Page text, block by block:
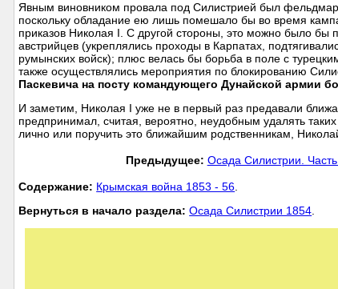
Явным виновником провала под Силистрией был
поскольку обладание ею лишь помешало бы во время
приказов Николая I. С другой стороны, это можно было бы
австрийцев (укреплялись проходы в Карпатах,
румынских войск); плюс велась бы борьба в поле с
также осуществлялись мероприятия по блокированию
Паскевича на посту командующего Дунайской армии
И заметим, Николая I уже не в первый раз предавали
предпринимал, считая, вероятно, неудобным удалять
лично или поручить это ближайшим родственникам,
Предыдущее: Осада Силистрии. Часть
Cодержание: Крымская война 1853 - 56
Вернуться в начало раздела: Осада Силистрии 1854